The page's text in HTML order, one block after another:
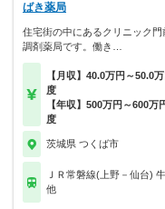
ばき薬局
住宅街の中にあるクリニック門
調剤薬局です。働き…
【月収】40.0万円～50.0
度
【年収】500万円～600万
度
茨城県 つくば市
ＪＲ常磐線(上野－仙台)
他